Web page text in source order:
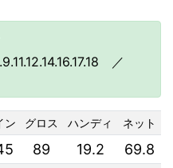
／
ン グロス ハンディ ネット
89 19.2
69.8